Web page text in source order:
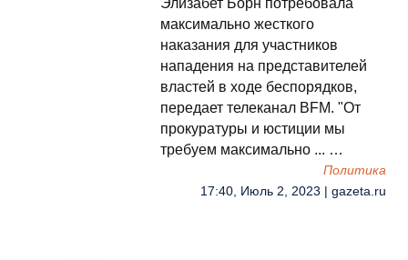
Элизабет Борн потребовала
максимально жесткого
наказания для участников
нападения на представителей
властей в ходе беспорядков,
передает телеканал BFM. "От
прокуратуры и юстиции мы
требуем максимально ... …
Политика
17:40, Июль 2, 2023 | gazeta.ru